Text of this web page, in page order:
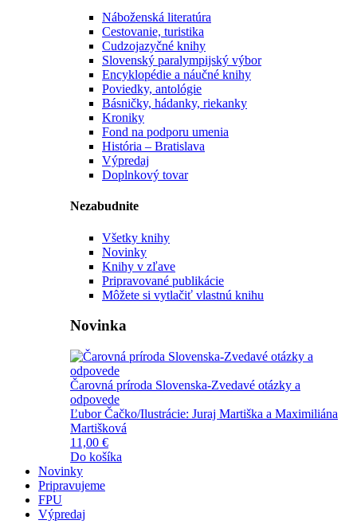
Náboženská literatúra
Cestovanie, turistika
Cudzojazyčné knihy
Slovenský paralympijský výbor
Encyklopédie a náučné knihy
Poviedky, antológie
Básničky, hádanky, riekanky
Kroniky
Fond na podporu umenia
História – Bratislava
Výpredaj
Doplnkový tovar
Nezabudnite
Všetky knihy
Novinky
Knihy v zľave
Pripravované publikácie
Môžete si vytlačiť vlastnú knihu
Novinka
Čarovná príroda Slovenska-Zvedavé otázky a
odpovede
Ľubor Čačko/Ilustrácie: Juraj Martiška a Maximiliána
Martišková
11,00 €
Do košíka
Novinky
Pripravujeme
FPU
Výpredaj